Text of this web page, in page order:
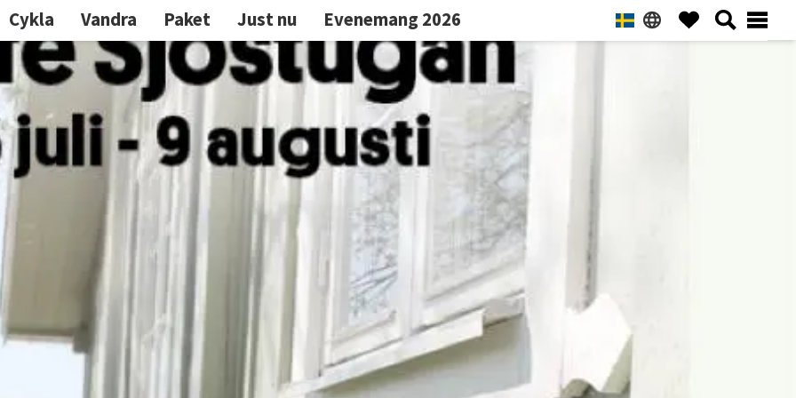
Cykla Vandra Paket Just nu Evenemang 2026